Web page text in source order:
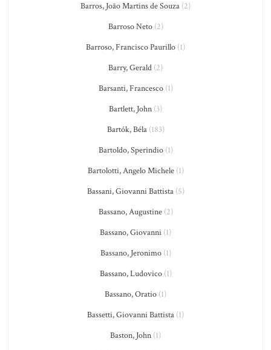
Barros, João Martins de Souza (2)
Barroso Neto(2)
Barroso, Francisco Paurillo (1)
Barry, Gerald (2)
Barsanti, Francesco(1)
Bartlett, John (3)
Bartók, Béla(183)
Bartoldo, Sperindio(1)
Bartolotti, Angelo Michele(1)
Bassani, Giovanni Battista(5)
Bassano, Augustine(2)
Bassano, Giovanni (1)
Bassano, Jeronimo(1)
Bassano, Ludovico(1)
Bassano, Oratio (1)
Bassetti, Giovanni Battista (1)
Baston, John (1)